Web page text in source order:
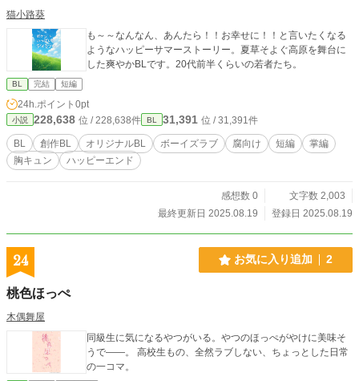
猫小路葵
も～～なんなん、あんたら！！お幸せに！！と言いたくなる
ようなハッピーサマーストーリー。夏草そよぐ高原を舞台に
した爽やかBLです。20代前半くらいの若者たち。
BL 完結 短編
24h.ポイント 0pt
小説 228,638 位 / 228,638件 BL 31,391 位 / 31,391件
BL 創作BL オリジナルBL ボーイズラブ 腐向け 短編
掌編
胸キュン
ハッピーエンド
感想数 0
文字数 2,003
最終更新日 2025.08.19
登録日 2025.08.19
24 お気に入り追加 2
桃色ほっぺ
木偶舞屋
同級生に気になるやつがいる。やつのほっぺがやけに美味そ
うで――。 高校生もの、全然ラブしない、ちょっとした日常
の一コマ。